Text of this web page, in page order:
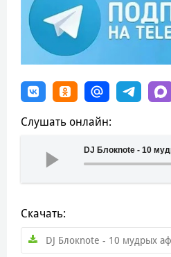
Слушать онлайн:
DJ Блокnote - 10
Скачать:
DJ Блокnote - 10 мудрых